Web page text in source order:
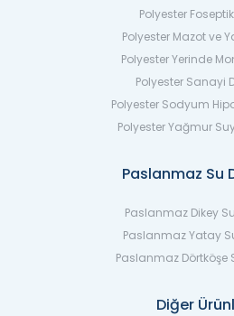
Polyester
Polyester Mazot ve
Polyester Yerinde
Polyester Sanayi
Polyester Sodyum
Polyester Yağmur
Paslanmaz Su
Paslanmaz Dikey
Paslanmaz Yatay
Paslanmaz Dörtköşe
Diğer